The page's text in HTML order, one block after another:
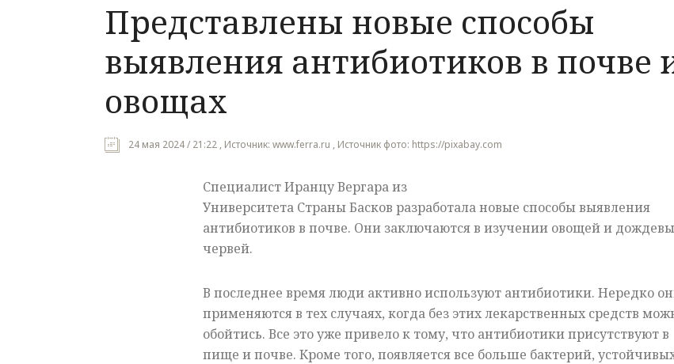
Представлены новые способы
выявления антибиотиков в почве
овощах
24 мая 2024 / 21:22 , Источник: www.ferra.ru , Источник фото: https://pixabay.com
Специалист Иранцу Вергара из
Университета Страны Басков разработала новые способы выявления
антибиотиков в почве. Они заключаются в изучении овощей и
червей.
В последнее время люди активно используют антибиотики. Нередко
применяются в тех случаях, когда без этих лекарственных средств
обойтись. Все это уже привело к тому, что антибиотики присутствуют в
пище и почве. Кроме того, появляется все больше бактерий,